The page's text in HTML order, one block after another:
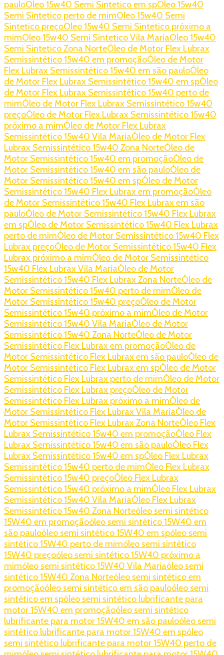
pauloOleo 15w40 Semi Sintetico em spOleo 15w40
Semi Sintetico perto de mimOleo 15w40 Semi
Sintetico preçoOleo 15w40 Semi Sintetico próximo a
mimOleo 15w40 Semi Sintetico Vila MariaOleo 15w40
Semi Sintetico Zona NorteÓleo de Motor Flex Lubrax
Semissintético 15w40 em promoçãoÓleo de Motor
Flex Lubrax Semissintético 15w40 em são pauloÓleo
de Motor Flex Lubrax Semissintético 15w40 em spÓleo
de Motor Flex Lubrax Semissintético 15w40 perto de
mimÓleo de Motor Flex Lubrax Semissintético 15w40
preçoÓleo de Motor Flex Lubrax Semissintético 15w40
próximo a mimÓleo de Motor Flex Lubrax
Semissintético 15w40 Vila MariaÓleo de Motor Flex
Lubrax Semissintético 15w40 Zona NorteÓleo de
Motor Semissintético 15w40 em promoçãoÓleo de
Motor Semissintético 15w40 em são pauloÓleo de
Motor Semissintético 15w40 em spÓleo de Motor
Semissintético 15w40 Flex Lubrax em promoçãoÓleo
de Motor Semissintético 15w40 Flex Lubrax em são
pauloÓleo de Motor Semissintético 15w40 Flex Lubrax
em spÓleo de Motor Semissintético 15w40 Flex Lubrax
perto de mimÓleo de Motor Semissintético 15w40 Flex
Lubrax preçoÓleo de Motor Semissintético 15w40 Flex
Lubrax próximo a mimÓleo de Motor Semissintético
15w40 Flex Lubrax Vila MariaÓleo de Motor
Semissintético 15w40 Flex Lubrax Zona NorteÓleo de
Motor Semissintético 15w40 perto de mimÓleo de
Motor Semissintético 15w40 preçoÓleo de Motor
Semissintético 15w40 próximo a mimÓleo de Motor
Semissintético 15w40 Vila MariaÓleo de Motor
Semissintético 15w40 Zona NorteÓleo de Motor
Semissintético Flex Lubrax em promoçãoÓleo de
Motor Semissintético Flex Lubrax em são pauloÓleo de
Motor Semissintético Flex Lubrax em spÓleo de Motor
Semissintético Flex Lubrax perto de mimÓleo de Motor
Semissintético Flex Lubrax preçoÓleo de Motor
Semissintético Flex Lubrax próximo a mimÓleo de
Motor Semissintético Flex Lubrax Vila MariaÓleo de
Motor Semissintético Flex Lubrax Zona NorteÓleo Flex
Lubrax Semissintético 15w40 em promoçãoÓleo Flex
Lubrax Semissintético 15w40 em são pauloÓleo Flex
Lubrax Semissintético 15w40 em spÓleo Flex Lubrax
Semissintético 15w40 perto de mimÓleo Flex Lubrax
Semissintético 15w40 preçoÓleo Flex Lubrax
Semissintético 15w40 próximo a mimÓleo Flex Lubrax
Semissintético 15w40 Vila MariaÓleo Flex Lubrax
Semissintético 15w40 Zona Norteóleo semi sintético
15W40 em promoçãoóleo semi sintético 15W40 em
são pauloóleo semi sintético 15W40 em spóleo semi
sintético 15W40 perto de mimóleo semi sintético
15W40 preçoóleo semi sintético 15W40 próximo a
mimóleo semi sintético 15W40 Vila Mariaóleo semi
sintético 15W40 Zona Norteóleo semi sintético em
promoçãoóleo semi sintético em são pauloóleo semi
sintético em spóleo semi sintético lubrificante para
motor 15W40 em promoçãoóleo semi sintético
lubrificante para motor 15W40 em são pauloóleo semi
sintético lubrificante para motor 15W40 em spóleo
semi sintético lubrificante para motor 15W40 perto de